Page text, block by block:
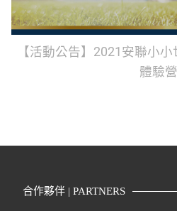
【活動公告】2021安聯小
體驗營
合作夥伴 | PARTNERS